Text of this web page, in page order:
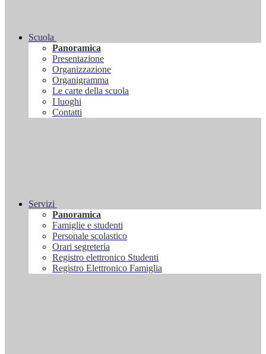
Scuola
Panoramica
Presentazione
Organizzazione
Organigramma
Le carte della scuola
I luoghi
Contatti
Servizi
Panoramica
Famiglie e studenti
Personale scolastico
Orari segreteria
Registro elettronico Studenti
Registro Elettronico Famiglia